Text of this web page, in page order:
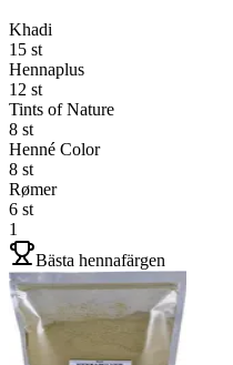
Khadi
15 st
Hennaplus
12 st
Tints of Nature
8 st
Henné Color
8 st
Rømer
6 st
1
Bästa hennafärgen